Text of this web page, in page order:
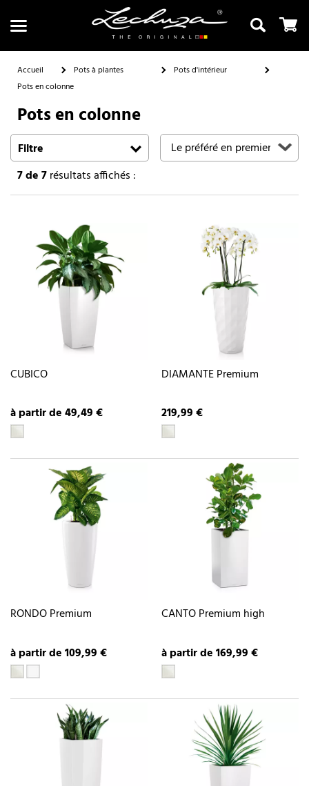
Accueil Pots à plantes
Pots d'intérieur
Pots en colonne
Pots en colonne
Filtre
7de 7résultats affichés :
CUBICO
à partir de 49,49 €
DIAMANTE Premium
219,99 €
RONDO Premium
à partir de 109,99 €
CANTO Premium high
à partir de 169,99 €